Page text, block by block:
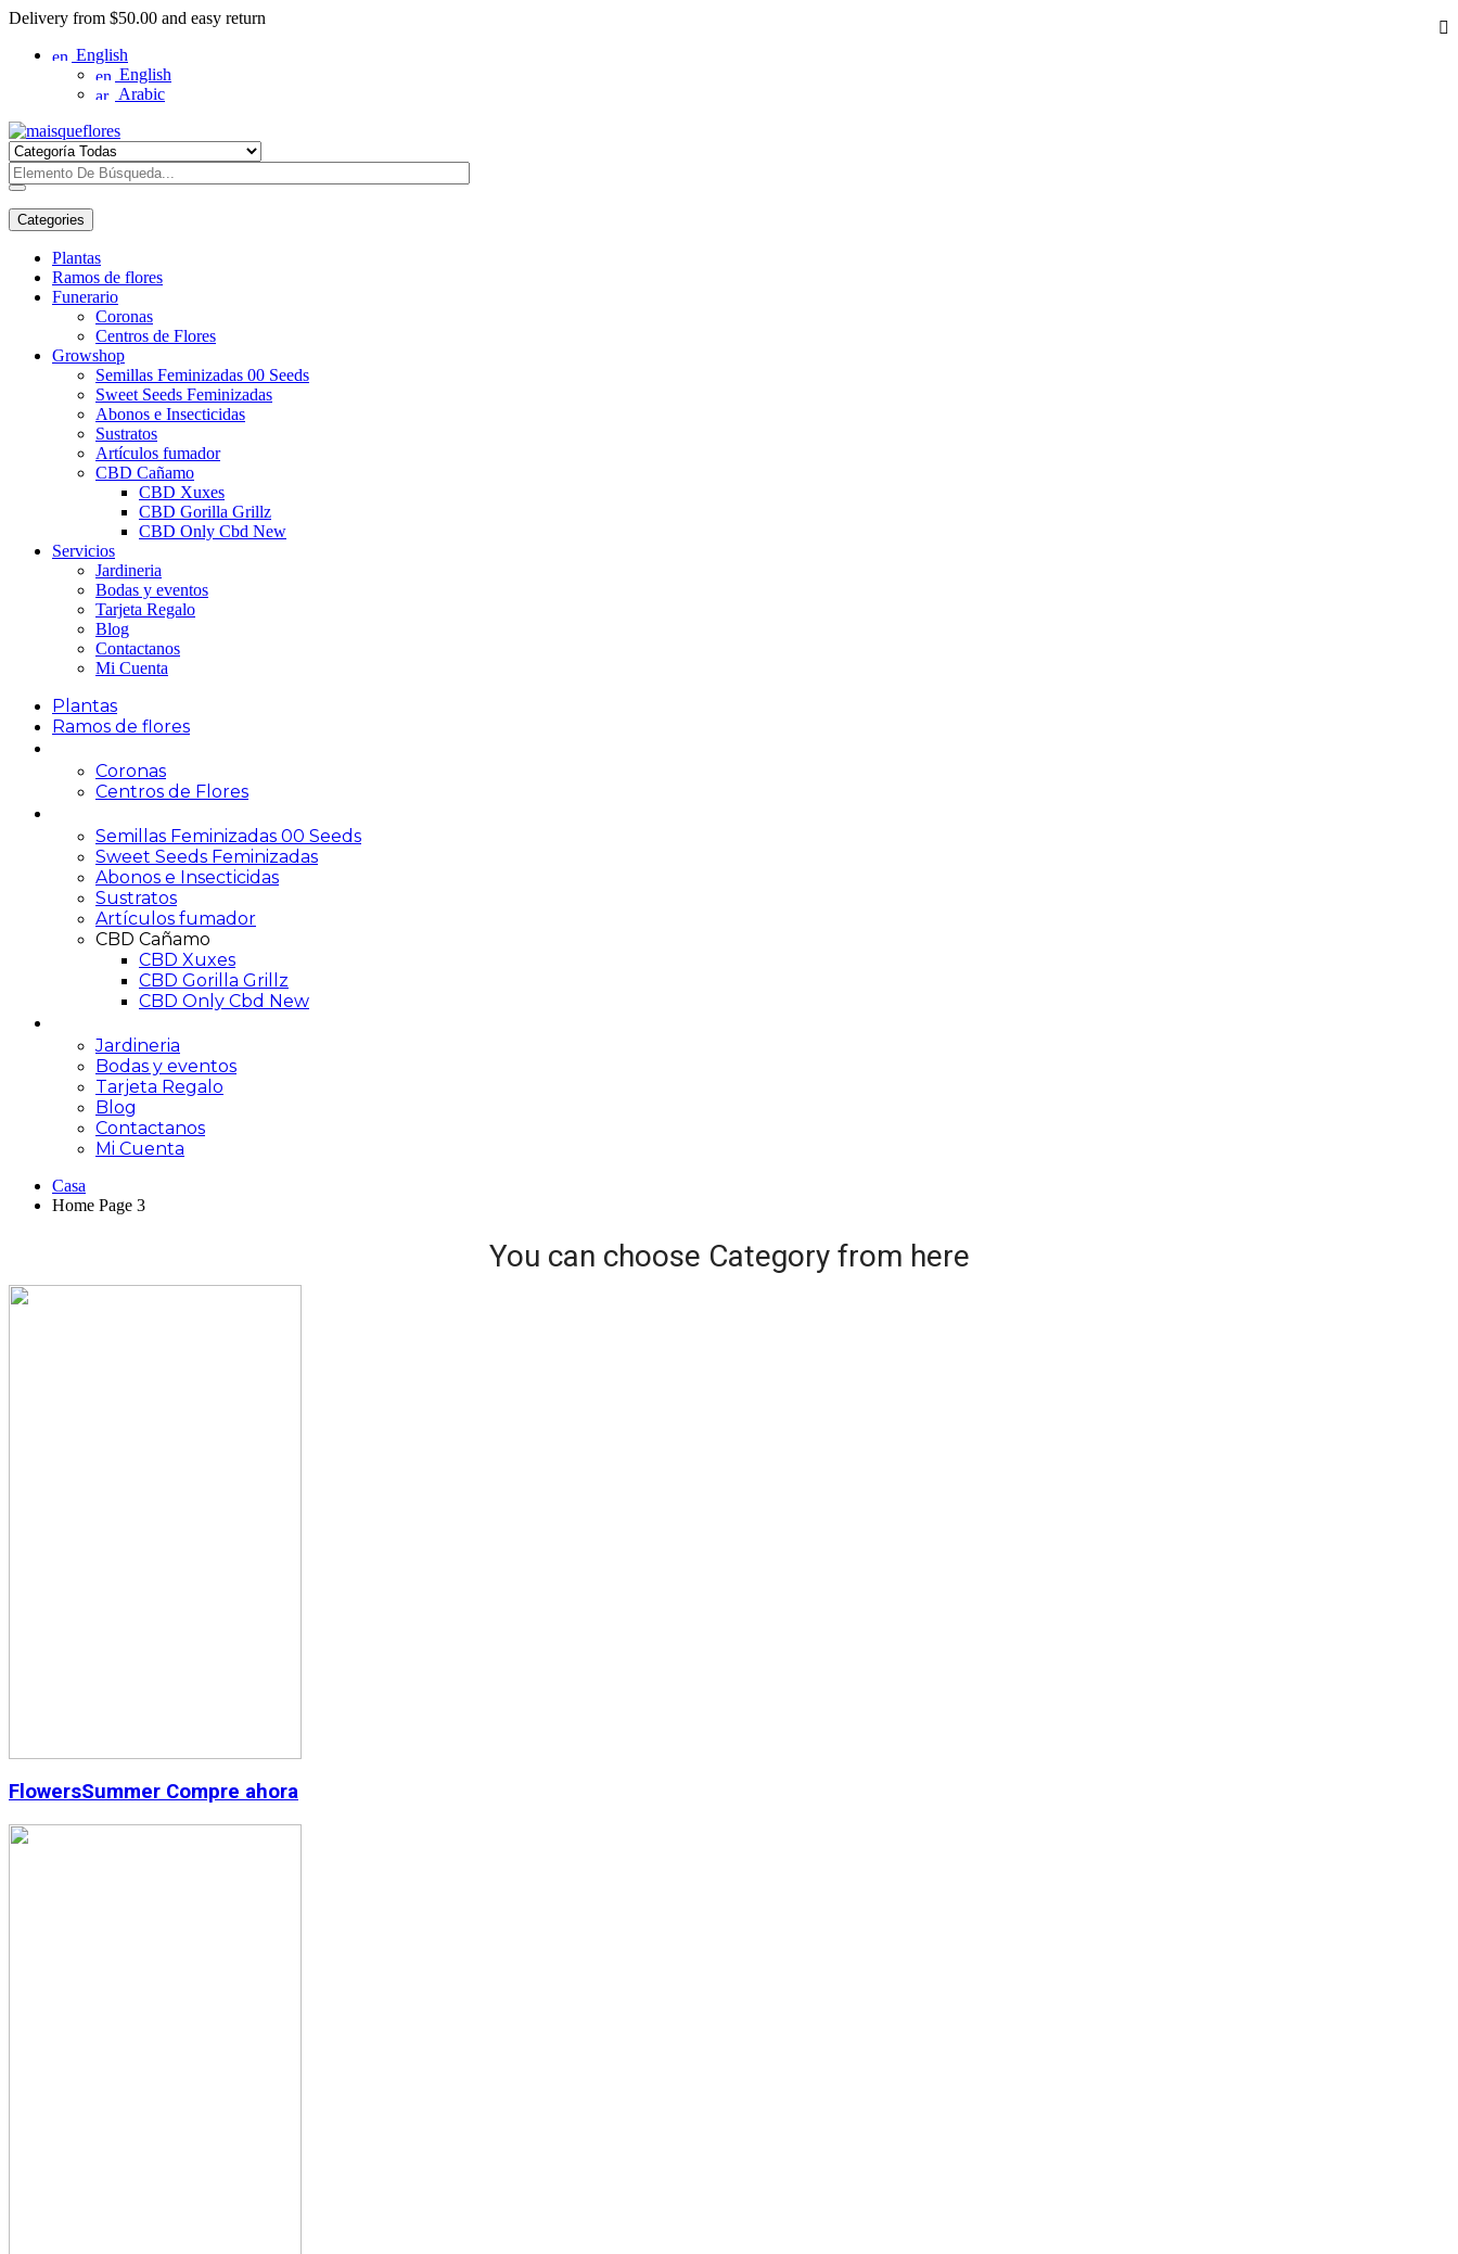
Delivery from $50.00 and easy return
English
English
Arabic
Categories
Plantas
Ramos de flores
Funerario
Coronas
Centros de Flores
Growshop
Semillas Feminizadas 00 Seeds
Sweet Seeds Feminizadas
Abonos e Insecticidas
Sustratos
Artículos fumador
CBD Cañamo
CBD Xuxes
CBD Gorilla Grillz
CBD Only Cbd New
Servicios
Jardineria
Bodas y eventos
Tarjeta Regalo
Blog
Contactanos
Mi Cuenta
Plantas
Ramos de flores
Coronas
Centros de Flores
Semillas Feminizadas 00 Seeds
Sweet Seeds Feminizadas
Abonos e Insecticidas
Sustratos
Artículos fumador
CBD Cañamo
CBD Xuxes
CBD Gorilla Grillz
CBD Only Cbd New
Jardineria
Bodas y eventos
Tarjeta Regalo
Blog
Contactanos
Mi Cuenta
Casa
Home Page 3
You can choose Category from here
FlowersSummer Compre ahora